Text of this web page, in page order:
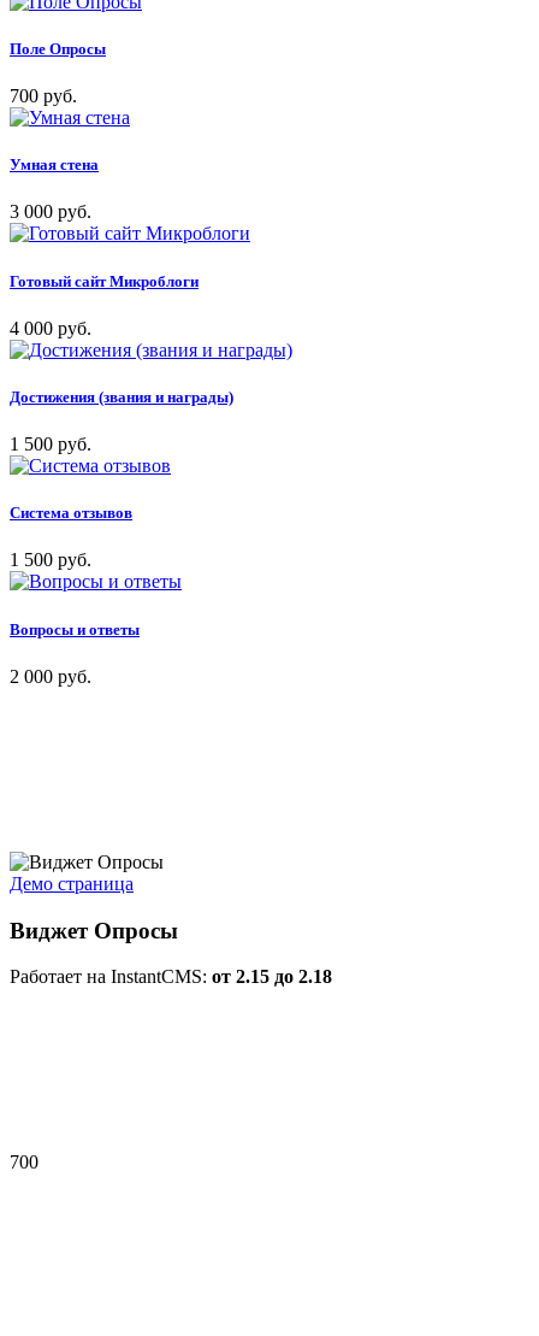
Поле Опросы
700 руб.
Умная стена
3 000 руб.
Готовый сайт Микроблоги
4 000 руб.
Достижения (звания и награды)
1 500 руб.
Система отзывов
1 500 руб.
Вопросы и ответы
2 000 руб.
Демо страница
Виджет Опросы
Работает на InstantCMS: от 2.15 до 2.18
700